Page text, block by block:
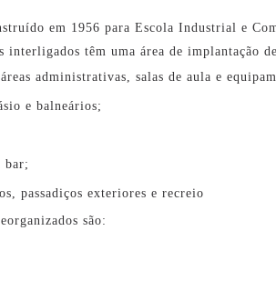
em 1956 para Escola Industrial e
têm uma área de implantação
administrativas, salas de aula e
e balneários;
bar;
passadiços exteriores e recreio
são: